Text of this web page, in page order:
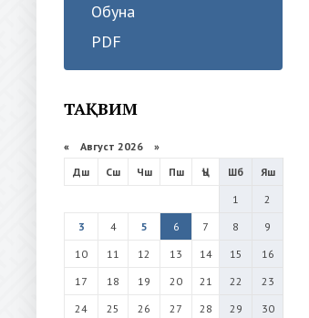
Обуна
PDF
ТАҚВИМ
« Август 2026 »
Дш
Сш Чш Пш Ҷъ Шб
Яш
1
2
3
4 5 6 7 8
9
10
11 12 13 14 15
16
17
18 19 20 21 22
23
24
25 26 27 28 29
30